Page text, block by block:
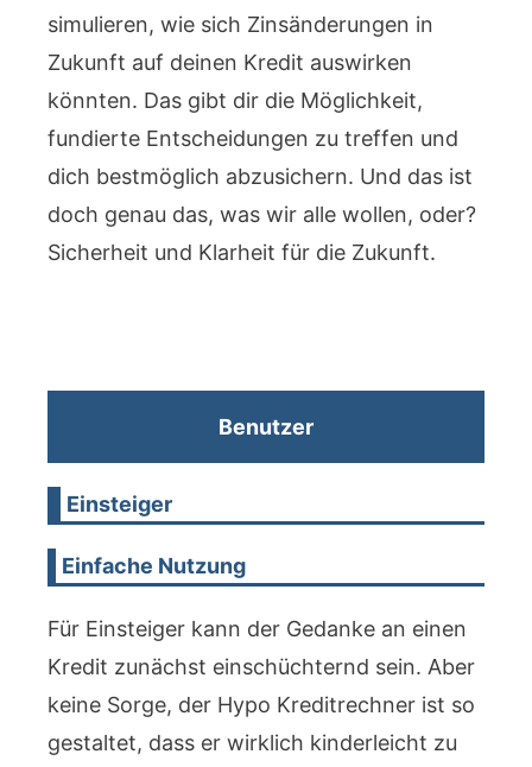
simulieren, wie sich Zinsänderungen in
Zukunft auf deinen Kredit auswirken
könnten. Das gibt dir die Möglichkeit,
fundierte Entscheidungen zu treffen und
dich bestmöglich abzusichern. Und das ist
doch genau das, was wir alle wollen, oder?
Sicherheit und Klarheit für die Zukunft.
Benutzer
Einsteiger
Einfache Nutzung
Für Einsteiger kann der Gedanke an einen
Kredit zunächst einschüchternd sein. Aber
keine Sorge, der Hypo Kreditrechner ist so
gestaltet, dass er wirklich kinderleicht zu